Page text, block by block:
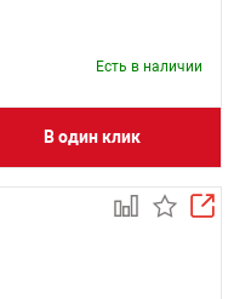
Есть в наличии
В один клик